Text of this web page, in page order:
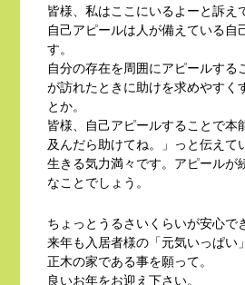
皆様、私はここにいるよーと訴え
自己アピールは人が備えている自
す。
自分の存在を周囲にアピールする
が訪れたときに助けを求めやすく
とか。
皆様、自己アピールすることで本
及んだら助けてね。」っと伝えて
生きる気力満々です。アピールが
なことでしょう。
ちょっとうるさいくらいが安心で
来年も入居者様の「元気いっぱい
正木の家である事を願って。
良いお年をお迎え下さい。